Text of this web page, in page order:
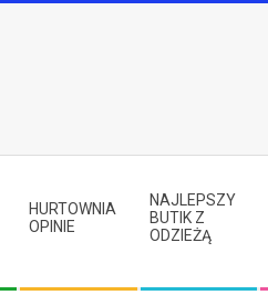
HURTOWNIA
OPINIE
NAJLEPSZY
BUTIK Z
ODZIEŻĄ